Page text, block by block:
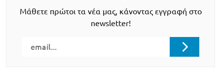
Μάθετε πρώτοι τα νέα μας, κάνοντας εγγραφή στο
newsletter!